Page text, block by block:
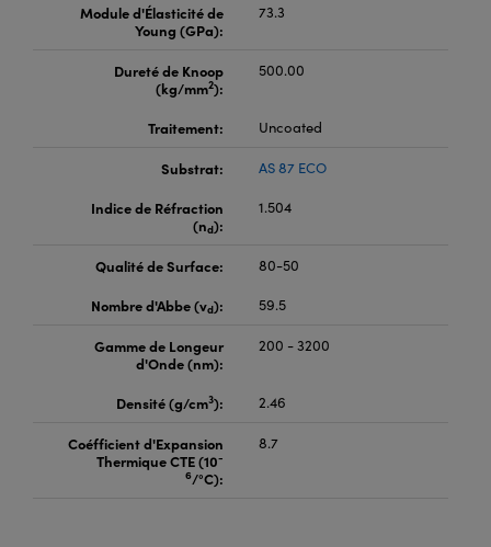
Module d'Élasticité de
Young (GPa):
73.3
Dureté de Knoop
(kg/mm2):
500.00
Traitement: Uncoated
Substrat:
AS 87 ECO
Indice de Réfraction
(nd):
1.504
Qualité de Surface:
80-50
Nombre d'Abbe (vd): 59.5
Gamme de Longeur
d'Onde (nm):
200 - 3200
Densité (g/cm3): 2.46
Coéfficient d'Expansion
Thermique CTE (10-
6/°C):
8.7